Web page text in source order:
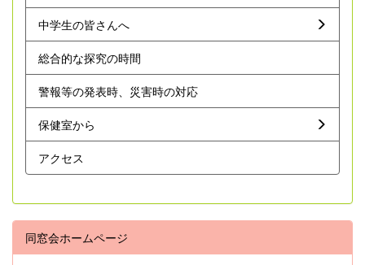
中学生の皆さんへ
総合的な探究の時間
警報等の発表時、災害時の対応
保健室から
アクセス
同窓会ホームページ